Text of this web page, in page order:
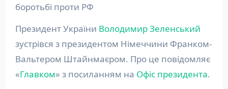
боротьбі проти РФ
Президент України Володимир Зеленський
зустрівся з президентом Німеччини Франком-
Вальтером Штайнмаєром. Про це повідомляє
«Главком» з посиланням на Офіс президента.